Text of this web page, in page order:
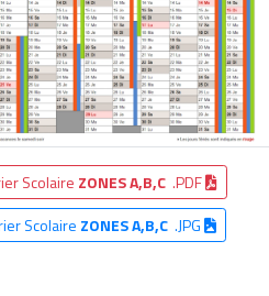
Scolaire ZONES A,B,C .PDF
Scolaire ZONES A,B,C.JPG